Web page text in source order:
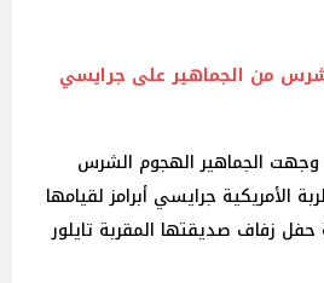
من الجماهير على جرايسي
بحسب موقع Geo News وجهت الجماهير الهجوم الشرس
الأمريكية جرايسي أبرامز لقيامها
زفاف صديقتها المقربة تايلور